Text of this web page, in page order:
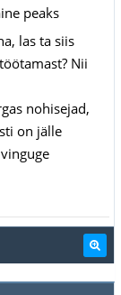
peaks
las ta siis
Nii
nohisejad,
on jälle